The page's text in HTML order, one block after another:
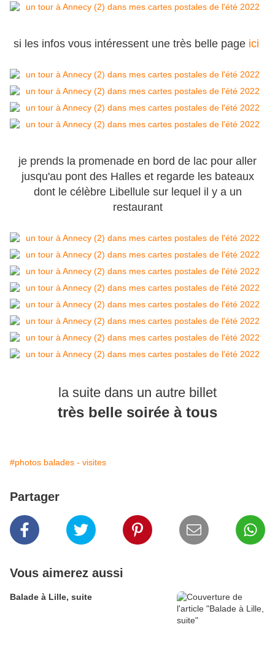
si les infos vous intéressent une très belle page ici
je prends la promenade en bord de lac pour aller
jusqu'au pont des Halles et regarde les bateaux
dont le célèbre Libellule sur lequel il y a un
restaurant
la suite dans un autre billet
très belle soirée à tous
#photos balades - visites
Partager
Vous aimerez aussi
Balade à Lille, suite